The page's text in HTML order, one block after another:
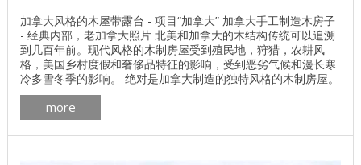
加拿大风格的木屋带露台 - 项目“加拿大” 加拿大手工制造木房子
- 经典内部，老加拿大照片 北美和加拿大的木结构传统可以追溯
到几百年前。现代风格的木制房屋受到殖民地，狩猎，农耕风
格，美国乡村度假和奢侈品特征的影响，受到恶劣气候和漫长寒
冷多雪冬季的影响。 绝对是加拿大制造的独特风格的木制房屋。
我们提醒您注意加拿大加拿大Log People制造和建造的房屋内部
照片。 各种加拿大木屋设计 加拿大木屋外景的照片 ...
more